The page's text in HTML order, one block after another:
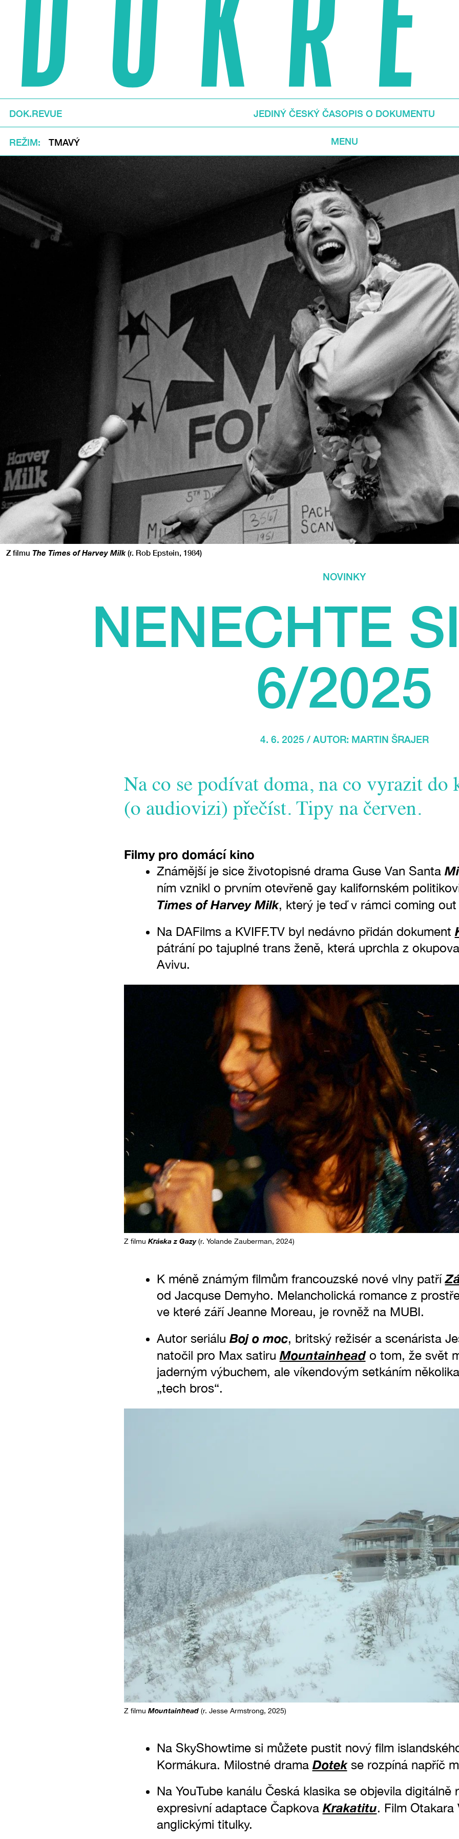
DOK.REVUE JEDINÝ ČESKÝ ČASOPIS O DOKUMENTU
REŽIM TMAVÝ MENU
Z filmu The Times of Harvey Milk(r. Rob Epstein, 1984)
NOVINKY
NENECHTE
6/2025
4. 6. 2025 / AUTOR: MARTIN ŠRAJER
Na co se podívat doma, na co vyrazit do
(o audiovizi) přečíst. Tipy na červen.
Filmy pro domácí kino
Známější je sice životopisné drama Guse Van Santa
ním vznikl o prvním otevřeně gay kalifornském
Times of Harvey Milk, který je teď v rámci coming
Na DAFilms a KVIFF.TV byl nedávno přidán dokument
pátrání po tajuplné trans ženě, která uprchla z
Avivu.
Z filmu Kráska z Gazy(r. Yolande Zauberman, 2024)
K méně známým filmům francouzské nové vlny patří
od Jacquse Demyho. Melancholická romance z
ve které září Jeanne Moreau, je rovněž na MUBI.
Autor seriálu Boj o moc, britský režisér a scenárista
natočil pro Max satiru Mountainheado tom, že svět
jaderným výbuchem, ale víkendovým setkáním
„tech bros“.
Z filmu Mountainhead(r. Jesse Armstrong, 2025)
Na SkyShowtime si můžete pustit nový film
Kormákura. Milostné drama Dotek se rozpíná napříč
Na YouTube kanálu Česká klasika se objevila digitálně
expresivní adaptace Čapkova Krakatitu. Film Otakara
anglickými titulky.